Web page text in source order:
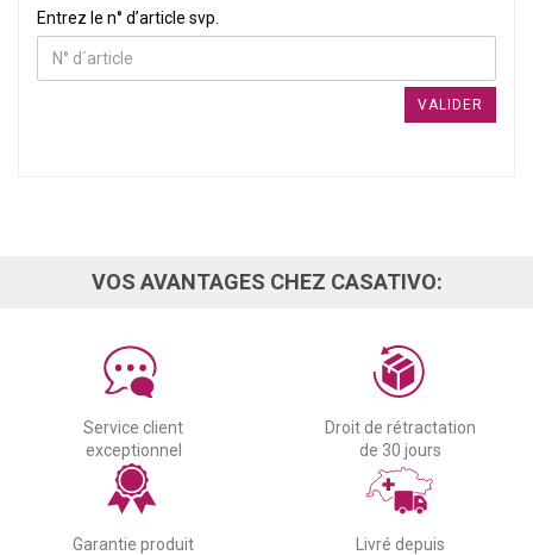
ENTREZ LE N° D’ARTICLE SVP.
Entrez le n° d’article svp.
VALIDER
VOS AVANTAGES CHEZ CASATIVO:
Service client
exceptionnel
Droit de rétractation
de 30 jours
Garantie produit
Livré depuis